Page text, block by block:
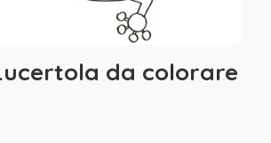
da colorare